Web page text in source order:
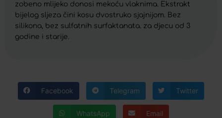
zobeno mlijeko donosi mekoću vlaknima. Ekstrakt
bijelog sljeza čini kosu dvostruko sjajnijom. Bez
silikona, bez sulfatnih surfaktanata. za djecu od 3
godine i starije.
Facebook Telegram Twitter
WhatsApp Email